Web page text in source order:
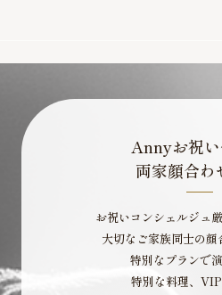
Annyお祝
両家顔合わ
お祝いコンシェルジュ
大切なご家族同士の顔
特別なプランで
特別な料理、VIP